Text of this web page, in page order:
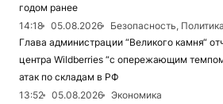
годом ранее
14:18
05.08.2026
Безопасность,
Глава администрации “Великого камня“
центра Wildberries “с опережающим
атак по складам в РФ
13:52
05.08.2026
Экономика